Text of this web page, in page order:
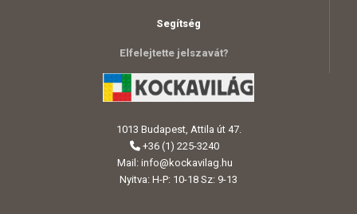
Segítség
Elfelejtette jelszavát?
1013 Budapest, Attila út 47.
+36 (1) 225-3240
Mail: info@kockavilag.hu
Nyitva: H-P: 10-18 Sz: 9-13